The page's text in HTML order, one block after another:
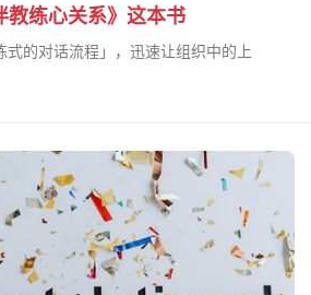
教练心关系》这本书
式的对话流程」，迅速让组织中的上